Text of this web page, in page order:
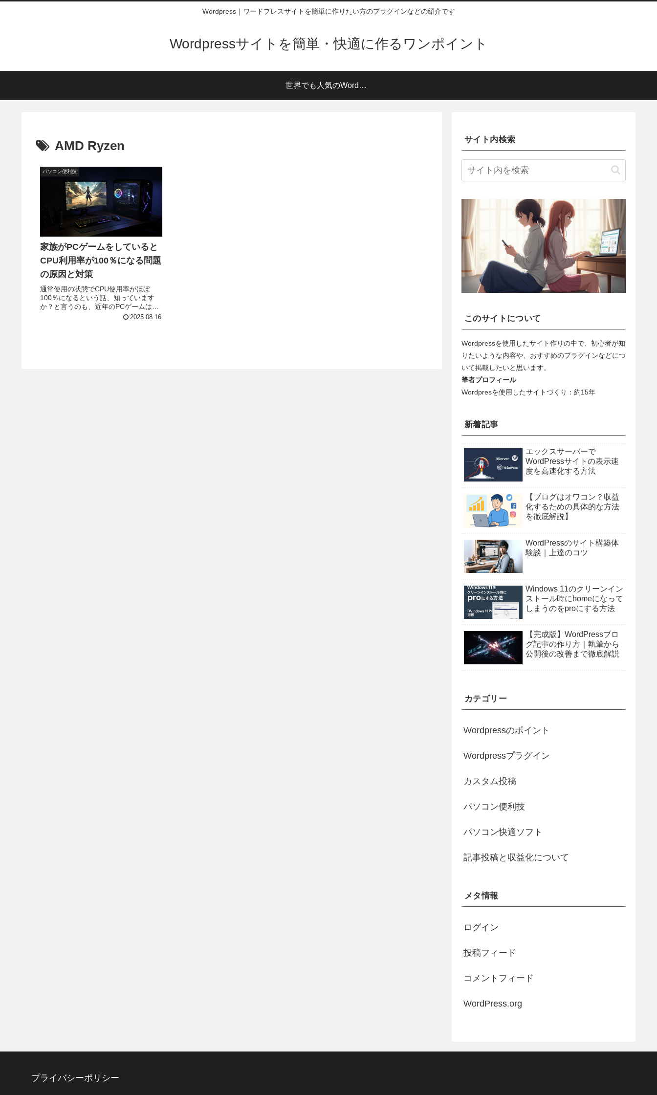
Wordpress｜ワードプレスサイトを簡単に作りたい方のプラグインなどの紹介です
Wordpressサイトを簡単・快適に作るワンポイント
世界でも人気のWordPress
AMD Ryzen
パソコン便利技
家族がPCゲームをしていると
CPU利用率が100％になる問題
の原因と対策
通常使用の状態でCPU使用率がほぼ
100％になるという話、知っています
か？と言うのも、近年のPCゲームは動
作環境を選ぶようになっているようで
2025.08.16
サイト内検索
このサイトについて
Wordpressを使用したサイト作りの中で、初心者が知
りたいような内容や、おすすめのプラグインなどにつ
いて掲載したいと思います。
筆者プロフィール
Wordpresを使用したサイトづくり：約15年
新着記事
エックスサーバーで
WordPressサイトの表示速
度を高速化する方法
【ブログはオワコン？収益
化するための具体的な方法
を徹底解説】
WordPressのサイト構築体
験談｜上達のコツ
Windows 11のクリーンイン
ストール時にhomeになって
しまうのをproにする方法
【完成版】WordPressブロ
グ記事の作り方｜執筆から
公開後の改善まで徹底解説
カテゴリー
Wordpressのポイント
Wordpressプラグイン
カスタム投稿
パソコン便利技
パソコン快適ソフト
記事投稿と収益化について
メタ情報
ログイン
投稿フィード
コメントフィード
WordPress.org
プライバシーポリシー